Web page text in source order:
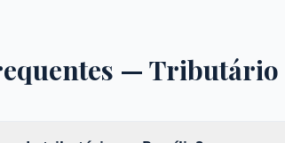
— Tributário